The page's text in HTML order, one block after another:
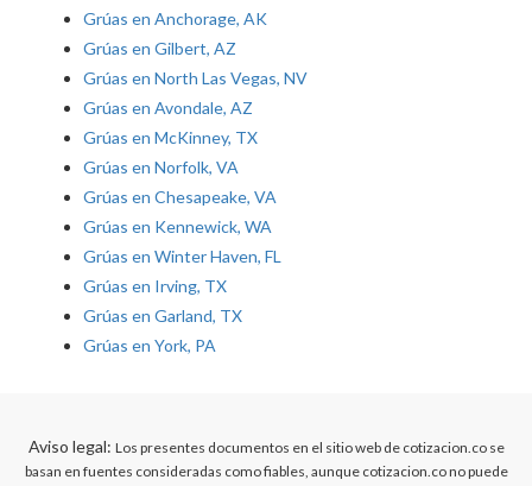
Grúas en Anchorage, AK
Grúas en Gilbert, AZ
Grúas en North Las Vegas, NV
Grúas en Avondale, AZ
Grúas en McKinney, TX
Grúas en Norfolk, VA
Grúas en Chesapeake, VA
Grúas en Kennewick, WA
Grúas en Winter Haven, FL
Grúas en Irving, TX
Grúas en Garland, TX
Grúas en York, PA
Aviso legal: Los presentes documentos en el sitio web de cotizacion.co se
basan en fuentes consideradas como fiables, aunque cotizacion.co no puede